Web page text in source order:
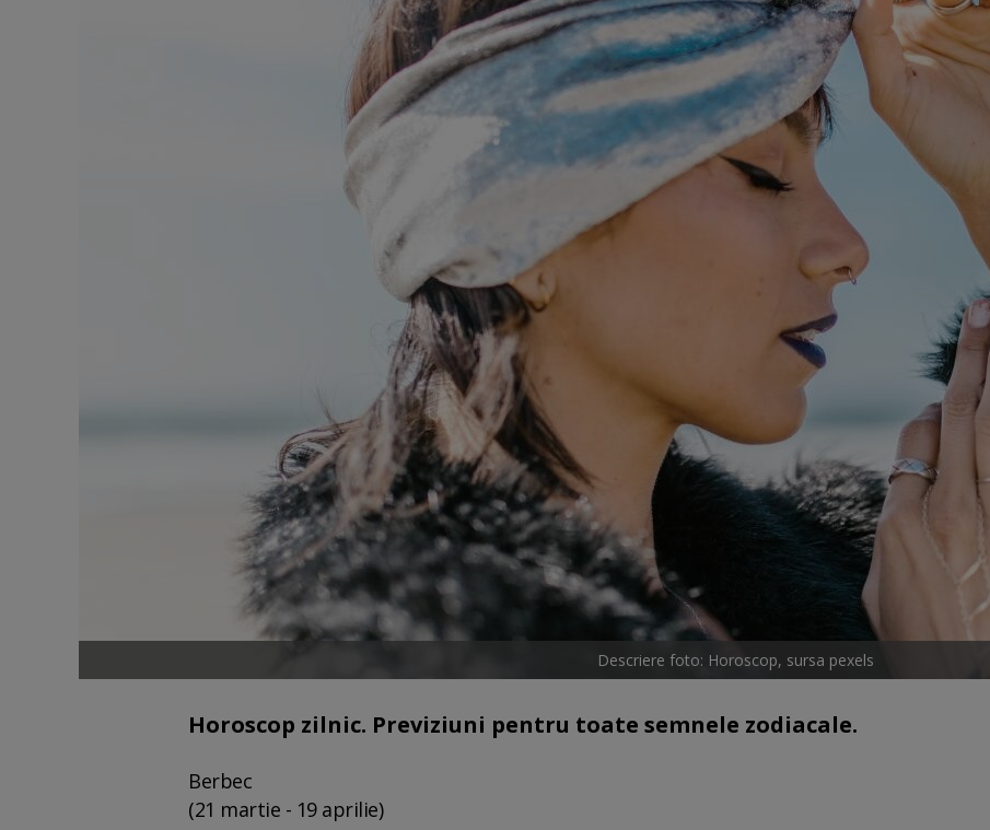
Descriere foto: Horoscop, sursa pexels
Horoscop zilnic. Previziuni pentru toate semnele zodiacale.
Berbec
(21 martie - 19 aprilie)